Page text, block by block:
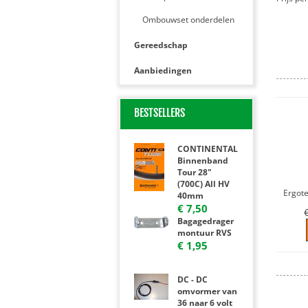
Ombouwset onderdelen
Gereedschap
Aanbiedingen
BESTSELLERS
CONTINENTAL
Binnenband
Tour 28"
(700C) All HV
40mm
€ 7,50
Bagagedrager
montuur RVS
€ 1,95
DC - DC
omvormer van
36 naar 6 volt